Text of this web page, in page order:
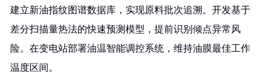
建立新油指纹图谱数据库，实现原料批次追溯。开发基于
差分扫描量热法的快速预测模型，提前识别倾点异常风
险。在变电站部署油温智能调控系统，维持油膜最佳工作
温度区间。